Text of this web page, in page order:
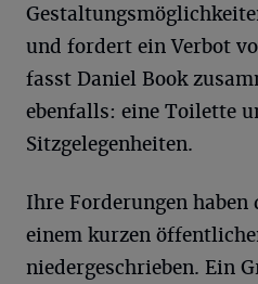
und fordert ein Verbot
fasst Daniel Book
ebenfalls: eine Toilette
Sitzgelegenheiten.
Ihre Forderungen haben
einem kurzen
niedergeschrieben. Ein